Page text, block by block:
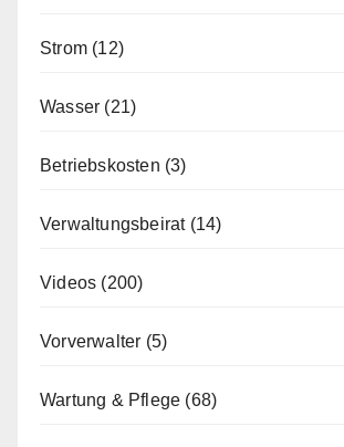
Strom (12)
Wasser (21)
Betriebskosten (3)
Verwaltungsbeirat(14)
Videos (200)
Vorverwalter (5)
Wartung & Pflege (68)